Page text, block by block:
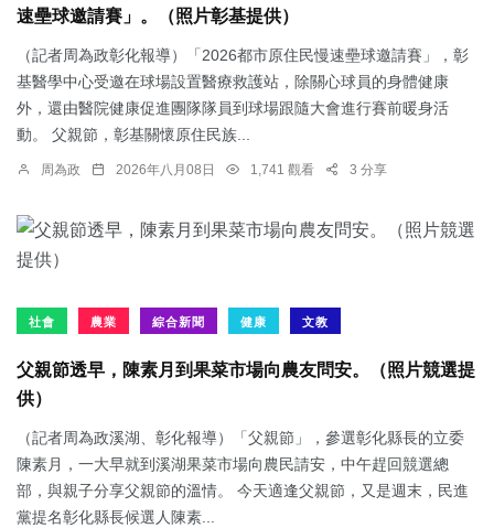
速壘球邀請賽」。（照片彰基提供）
（記者周為政彰化報導）「2026都市原住民慢速壘球邀請賽」，彰
基醫學中心受邀在球場設置醫療救護站，除關心球員的身體健康
外，還由醫院健康促進團隊隊員到球場跟隨大會進行賽前暖身活
動。 父親節，彰基關懷原住民族...
周為政 2026年八月08日 1,741 觀看 3 分享
社會 農業 綜合新聞 健康 文教
父親節透早，陳素月到果菜市場向農友問安。（照片競選提
供）
（記者周為政溪湖、彰化報導）「父親節」，參選彰化縣長的立委
陳素月，一大早就到溪湖果菜市場向農民請安，中午趕回競選總
部，與親子分享父親節的溫情。 今天適逢父親節，又是週末，民進
黨提名彰化縣長候選人陳素...